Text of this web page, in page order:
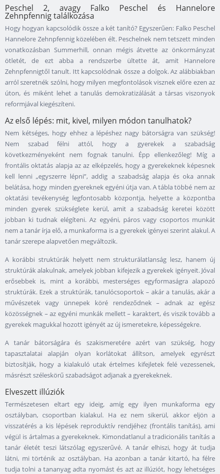
Peschel 2, avagy Falko Peschel és Hannelore
Zehnpfennig találkozása
Hogy hogyan kapcsolódik össze a két tanító? Egyszerűen: Falko Peschel
Hannelore Zehnpfennig közelében élt. Peschelnek nem tetszett minden
vonatkozásban Summerhill, onnan mégis átvette az önkormányzat
ötletét, de ezt abba a rendszerbe ültette át, amit Hannelore
Zehnpfennigtől tanult. Itt kapcsolódnak össze a dolgok. Az alábbiakban
arról szeretnék szólni, hogy milyen megfontolások visznek előre ezen az
úton, és miként lehet a tanulás demokratizálását a társas viszonyok
reformjával kiegészíteni.
Az első lépés: mit, kivel, milyen módon tanulhatok?
Nem kétséges, hogy ehhez a lépéshez nagy bátorságra van szükség!
Nem szabad félni attól, hogy a gyerekek a szabadság
következményeként nem fognak tanulni. Épp ellenkezőleg! Míg a
frontális oktatás alapja az az elképzelés, hogy a gyerekeknek képesnek
kell lenni „egyszerre lépni”, addig a szabadság alapja és oka annak
belátása, hogy minden gyereknek egyéni útja van. A tábla többé nem az
oktatási tevékenység legfontosabb központja, helyette a központba
minden gyerek szükséglete kerül, amit a szabadság keretei között
jobban ki tudnak elégíteni. Az egyéni, páros vagy csoportos munkát
nem a tanár írja elő, a munkaforma is a gyerekek igényei szerint alakul. A
tanár szerepe alapvetően megváltozik.
A korábbi struktúrák helyett nem strukturálatlanság lesz, hanem új
struktúrák alakulnak, amelyek jobban kifejezik a gyerekek igényeit. Jóval
erősebbek is, mint a korábbi, mesterséges egyformaságra alapozó
struktúrák. Ezek a struktúrák, tanulócsoportok – akár a tanulás, akár a
művészetek vagy ünnepek köré rendeződnek – adnak az egész
közösségnek – az egyéni munkák mellett – karaktert, és viszik tovább a
gyerekek magukkal hozott igényét az új ismeretekre, képességekre.
A tanár bátorságára és szakismeretére azért van szükség, hogy
tapasztalatai alapján olyan korlátokat állítson, amelyek egyrészt
biztosítják, hogy a kialakuló utak értelmes kifejletek felé vezessenek,
másrészt széleskörű szabadságot adjanak a gyerekeknek.
Elveszett illúziók
Természetesen eltart egy ideig, amíg egy ilyen munkaforma egy
osztályban, csoportban kialakul. Ha ez nem sikerül, akkor eljön a
visszatérés a kis lépések reproduktív rendjéhez (frontális tanítás), ami
végül is ártalmas a gyerekeknek. Kimondatlanul a tradicionális tanítás a
tanár életét teszi látszólag egyszerűvé. A tanár elhiszi, hogy át tudja
látni, mi történik az osztályban. Ha azonban a tanár kitartó, ha félre
tudja tolni a tananyag adta nyomást és azt az illúziót, hogy lehetséges